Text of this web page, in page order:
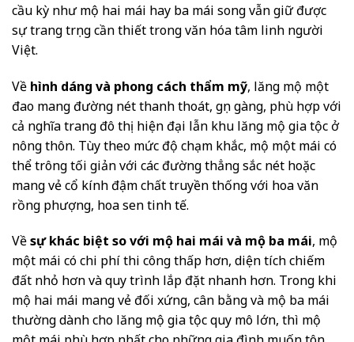
cầu kỳ như mộ hai mái hay ba mái song vẫn giữ được
sự trang trọng cần thiết trong văn hóa tâm linh người
Việt.
Về hình dáng và phong cách thẩm mỹ, lăng mộ một
đao mang đường nét thanh thoát, gọn gàng, phù hợp với
cả nghĩa trang đô thị hiện đại lẫn khu lăng mộ gia tộc ở
nông thôn. Tùy theo mức độ chạm khắc, mộ một mái có
thể trông tối giản với các đường thẳng sắc nét hoặc
mang vẻ cổ kính đậm chất truyền thống với hoa văn
rồng phượng, hoa sen tinh tế.
Vềsự khác biệt so với mộ hai mái và mộ ba mái, mộ
một mái có chi phí thi công thấp hơn, diện tích chiếm
đất nhỏ hơn và quy trình lắp đặt nhanh hơn. Trong khi
mộ hai mái mang vẻ đối xứng, cân bằng và mộ ba mái
thường dành cho lăng mộ gia tộc quy mô lớn, thì mộ